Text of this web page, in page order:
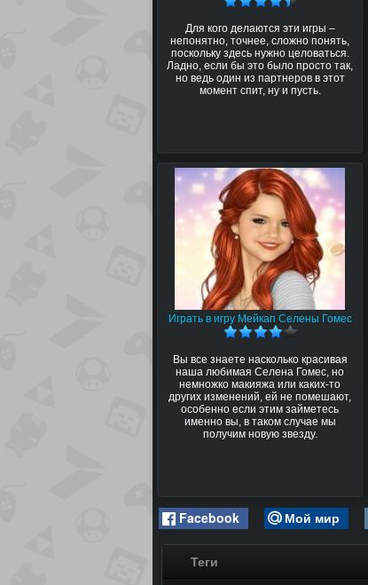
Для кого делаются эти игры –
непонятно, точнее, сложно понять,
поскольку здесь нужно целоваться.
Ладно, если бы это было просто так,
но ведь один из партнеров в этот
момент спит, ну и пусть.
Играть в игру Мейкап Селены Гомес
Вы все знаете насколько красивая
наша любимая Селена Гомес, но
немножко макияжа или каких-то
других изменений, ей не помешают,
особенно если этим займетесь
именно вы, в таком случае мы
получим новую звезду.
Facebook Мой мир
Теги